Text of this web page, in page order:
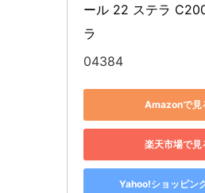
ール 22 ステラ
ラ
04384
Amazonで見
楽天市場で見
Yahoo!ショッピン